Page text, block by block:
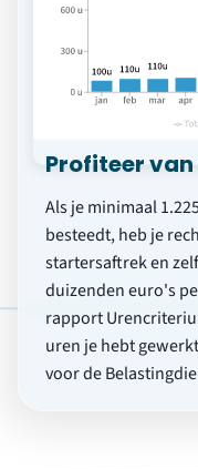
uren je hebt
voor de